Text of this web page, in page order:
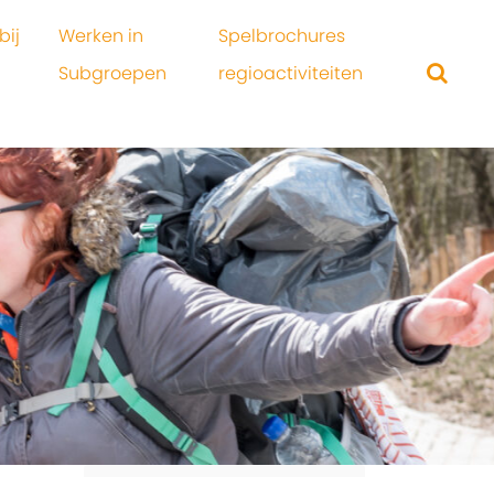
Werken in
Subgroepen
Spelbrochures
regioactiviteiten